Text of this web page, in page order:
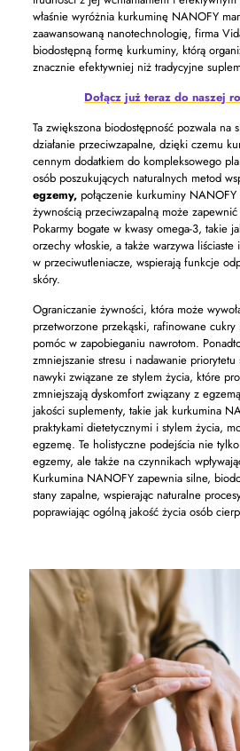
właśnie wyróżnia kurkuminę NANOFY
zaawansowaną nanotechnologię, firma
biodostępną formę kurkuminy, którą
znacznie efektywniej niż tradycyjne
Dołącz już teraz do naszej
Ta zwiększona biodostępność pozwala na
działanie przeciwzapalne, dzięki czemu
cennym dodatkiem do kompleksowego
osób poszukujących naturalnych metod
egzemy,połączenie kurkuminy
żywnością przeciwzapalną może
Pokarmy bogate w kwasy omega-3, takie
orzechy włoskie, a także warzywa
w przeciwutleniacze, wspierają funkcje
skóry.
Ograniczanie żywności, która może
przetworzone przekąski, rafinowane
pomóc w zapobieganiu nawrotom.
zmniejszanie stresu i nadawanie
nawyki związane ze stylem życia, które
zmniejszają dyskomfort związany z
jakości suplementy, takie jak kurkumina
praktykami dietetycznymi i stylem życia,
egzemę. Te holistyczne podejścia nie
egzemy, ale także na czynnikach
Kurkumina NANOFY zapewnia silne,
stany zapalne, wspierając naturalne
poprawiając ogólną jakość życia osób